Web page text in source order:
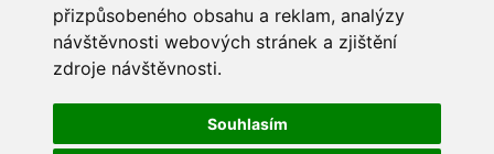
přizpůsobeného obsahu a reklam, analýzy
návštěvnosti webových stránek a zjištění
zdroje návštěvnosti.
Souhlasím